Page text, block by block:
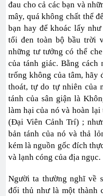
đau cho cả các bạn và
mây, quá không chất thể
bạn hay để khoác lấy
tối đen toàn bộ bầu trời
những tư tưởng có thể
của tánh giác. Bằng cách
trống không của tâm,
thoát, tự do tự nhiên của
tánh của sân giận là
làm hại của nó và hoàn
(Đại Viên Cảnh Trí) ;
bản tánh của nó và thả
kém là nguồn gốc đích
và lạnh cóng của địa ngục.
Người ta thường nghĩ về
đối thủ như là một thành